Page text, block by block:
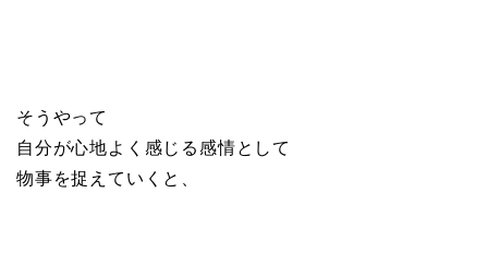
そうやって
自分が心地よく感じる感情として
物事を捉えていくと、